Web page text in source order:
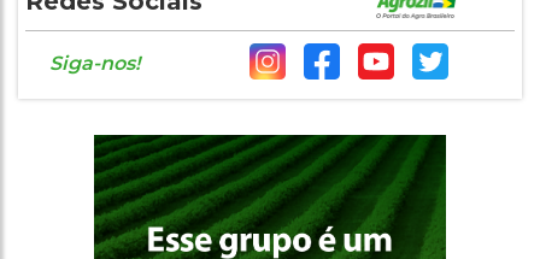
Redes Sociais